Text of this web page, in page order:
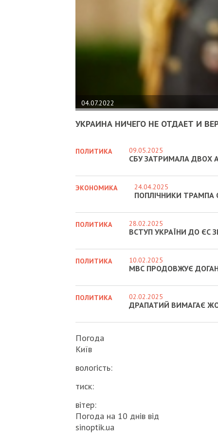
04.07.2022
УКРАИНА НИЧЕГО НЕ ОТДАЕТ И
ПОЛИТИКА 09.05.2025
СБУ ЗАТРИМАЛА ДВОХ
ЭКОНОМИКА 24.04.2025
ПОПЛІЧНИКИ ТРАМПА
ПОЛИТИКА 28.02.2025
ВСТУП УКРАЇНИ ДО ЄС
ПОЛИТИКА 10.02.2025
МВС ПРОДОВЖУЄ
ПОЛИТИКА 02.02.2025
ДРАПАТИЙ ВИМАГАЄ
Погода
Київ
вологість:
тиск:
вітер:
Погода на 10 днів від
sinoptik.ua